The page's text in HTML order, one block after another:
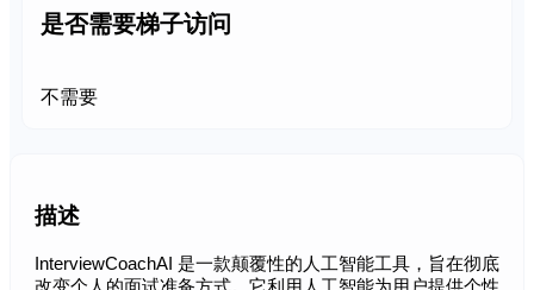
是否需要梯子访问
不需要
描述
InterviewCoachAI 是一款颠覆性的人工智能工具，旨在彻底